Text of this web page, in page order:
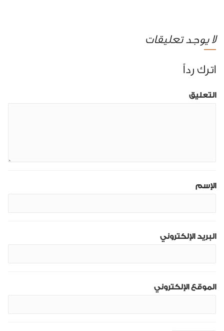
لا يوجد تعليقات
اترك رداً
التعليق
الإسم
البريد الإلكتروني
الموقع الإلكتروني